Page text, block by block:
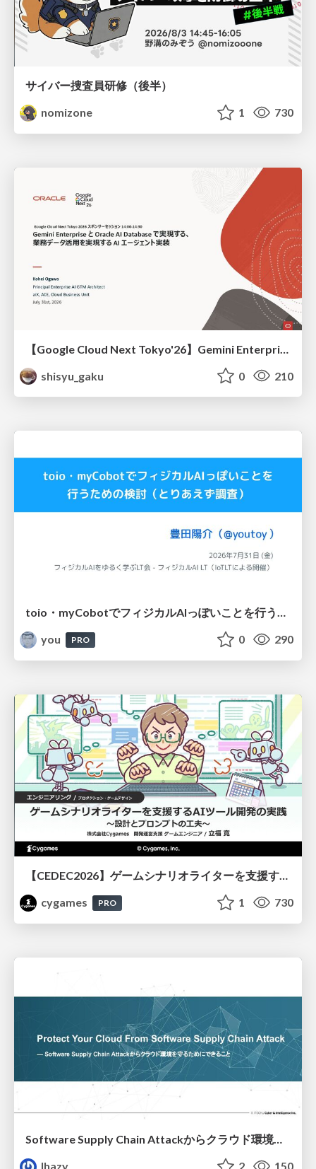
サイバー捜査員研修（後半）
nomizone
1 730
shisyu_gaku
0 210
toio・myCobotでフィジカルAIっぽいことを行うための検討（とりあえず調査） / フィジカルAI LT（IoTLTによる開催）
you
PRO 0 290
【CEDEC2026】ゲームシナリオライターを支援するAIツール開発の実践 ― 設計とプロンプトの工夫 ―
cygames
PRO 1 730
lhazy
2 150